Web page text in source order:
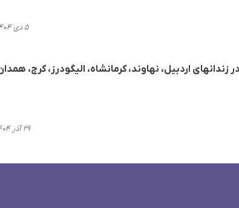
۵ دی ۱۴۰۴، ۲۱:۰۳
اردبیل، نهاوند، کرمانشاە، الیگودرز، کرج،
۲۹ آذر ۱۴۰۴، ۲۱:۰۲